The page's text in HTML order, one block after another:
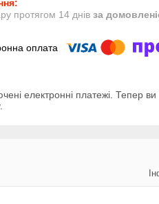
протягом 14 днів за
електронні платежі. Тепер